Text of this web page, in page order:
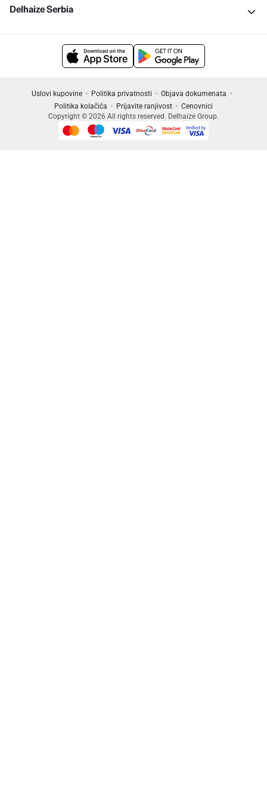
Delhaize Serbia
Uslovi kupovine Politika privatnosti
Objava dokumenata
Politika kolačića
Prijavite ranjivost
Cenovnici
Copyright © 2026 All rights reserved. Delhaize Group.